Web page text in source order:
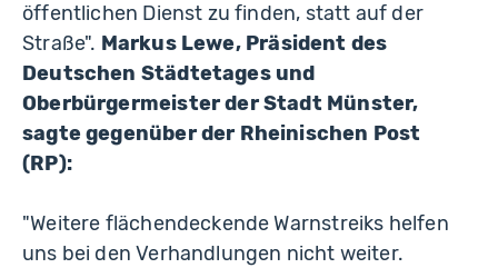
öffentlichen Dienst zu finden, statt auf der
Straße". Markus Lewe, Präsident des
Deutschen Städtetages und
Oberbürgermeister der Stadt Münster,
sagte gegenüber der Rheinischen Post
(RP):
"Weitere flächendeckende Warnstreiks helfen
uns bei den Verhandlungen nicht weiter.